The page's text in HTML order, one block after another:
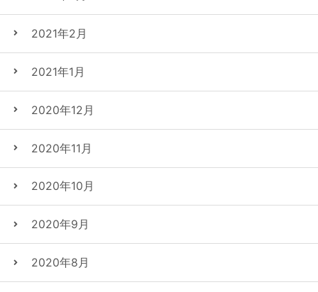
2021年2月
2021年1月
2020年12月
2020年11月
2020年10月
2020年9月
2020年8月